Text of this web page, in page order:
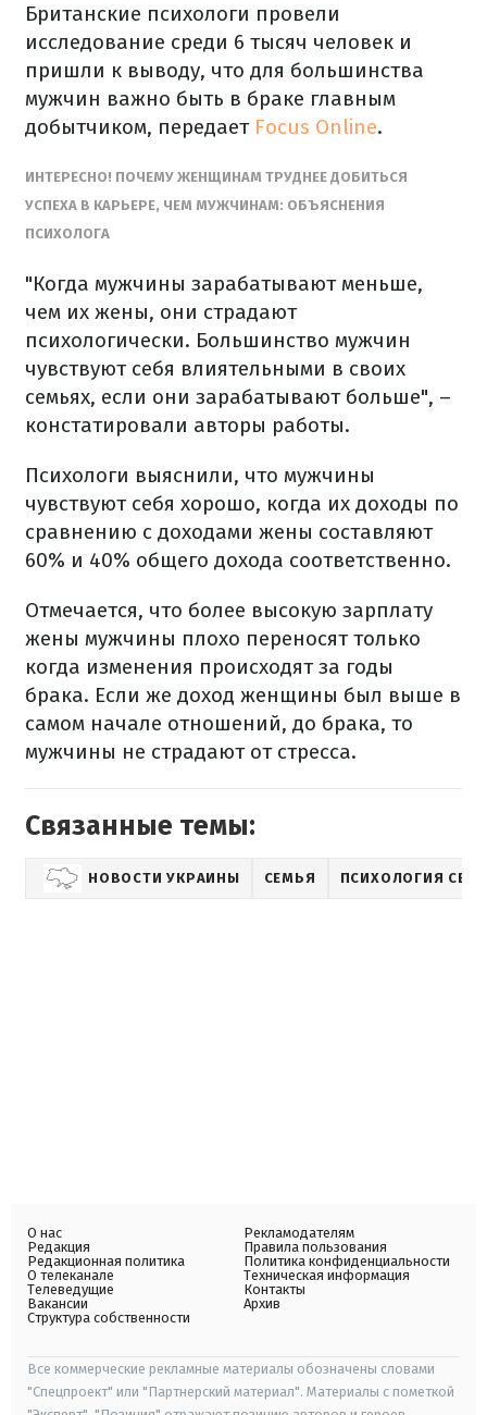
Британские психологи провели
исследование среди 6 тысяч человек и
пришли к выводу, что для большинства
мужчин важно быть в браке главным
добытчиком, передает Focus Online.
ИНТЕРЕСНО! ПОЧЕМУ ЖЕНЩИНАМ ТРУДНЕЕ ДОБИТЬСЯ
УСПЕХА В КАРЬЕРЕ, ЧЕМ МУЖЧИНАМ: ОБЪЯСНЕНИЯ
ПСИХОЛОГА
"Когда мужчины зарабатывают меньше,
чем их жены, они страдают
психологически. Большинство мужчин
чувствуют себя влиятельными в своих
семьях, если они зарабатывают больше", –
констатировали авторы работы.
Психологи выяснили, что мужчины
чувствуют себя хорошо, когда их доходы по
сравнению с доходами жены составляют
60% и 40% общего дохода соответственно.
Отмечается, что более высокую зарплату
жены мужчины плохо переносят только
когда изменения происходят за годы
брака. Если же доход женщины был выше в
самом начале отношений, до брака, то
мужчины не страдают от стресса.
Связанные темы:
НОВОСТИ УКРАИНЫ СЕМЬЯ ПСИХОЛОГИЯ
О нас
Редакция
Редакционная политика
О телеканале
Телеведущие
Вакансии
Структура собственности
Рекламодателям
Правила пользования
Политика конфиденциальности
Техническая информация
Контакты
Архив
Все коммерческие рекламные материалы обозначены словами
"Спецпроект" или "Партнерский материал". Материалы с пометкой